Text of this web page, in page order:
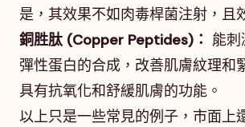
是，其效果不如肉毒桿菌注射，且
銅胜肽 (Copper Peptides)： 能
彈性蛋白的合成，改善肌膚紋理和
具有抗氧化和舒緩肌膚的功能。
以上只是一些常見的例子，市面上